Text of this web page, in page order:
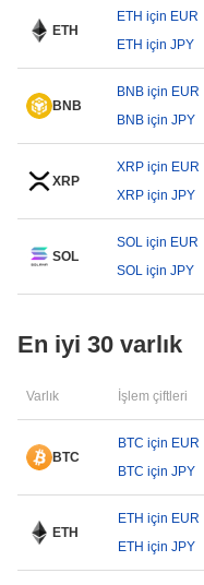
ETH
ETH için EUR
ETH için JPY
BNB
BNB için EUR
BNB için JPY
XRP
XRP için EUR
XRP için JPY
SOL
SOL için EUR
SOL için JPY
En iyi 30 varlık
Varlık İşlem çiftleri
BTC
BTC için EUR
BTC için JPY
ETH
ETH için EUR
ETH için JPY